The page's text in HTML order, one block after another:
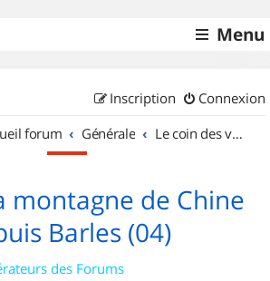
Menu
Connexion
Inscription
forum Générale Le coin des vidéastes
montagne de Chine
Barles (04)
des Forums